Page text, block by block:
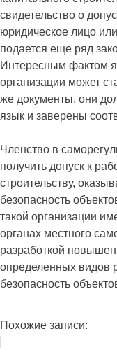
свидетельство о
юридическое лицо
подается еще ряд
Интересным фактом
организации может
же документы, они
язык и заверены
Членство в
получить допуск к
строительству,
безопасность
такой организации
органах местного
разработкой
определенных видов
безопасность
Похожие записи: